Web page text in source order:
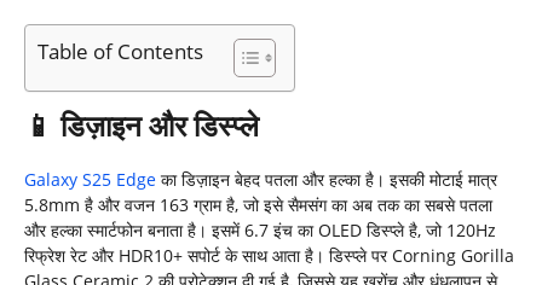
Table of Contents
📱 डिज़ाइन और डिस्प्ले
Galaxy S25 Edge का डिज़ाइन बेहद पतला और हल्का है। इसकी मोटाई मात्र
5.8mm है और वजन 163 ग्राम है, जो इसे सैमसंग का अब तक का सबसे पतला
और हल्का स्मार्टफोन बनाता है। इसमें 6.7 इंच का OLED डिस्प्ले है, जो 120Hz
रिफ्रेश रेट और HDR10+ सपोर्ट के साथ आता है। डिस्प्ले पर Corning Gorilla